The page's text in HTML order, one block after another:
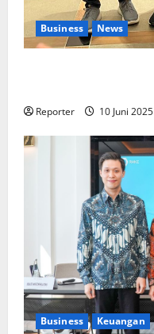
Business News
Reporter 10 Juni 2025
Business Keuangan